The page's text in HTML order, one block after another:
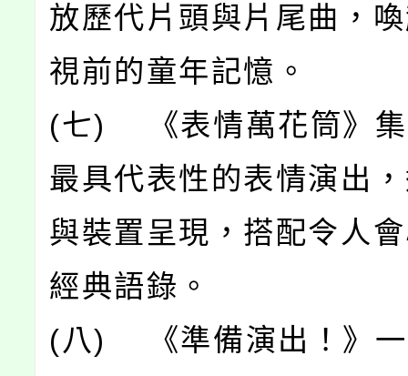
放歷代片頭與片尾曲，
視前的童年記憶。
(七) 《表情萬花筒》集
最具代表性的表情演出
與裝置呈現，搭配令人
經典語錄。
(八) 《準備演出！》一